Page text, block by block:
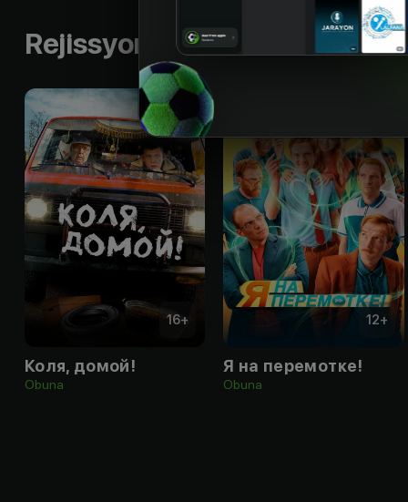
Rejissyorning boshqa ishlari
16+
Коля, домой!
Obuna
12+
Я на перемотке!
Obuna